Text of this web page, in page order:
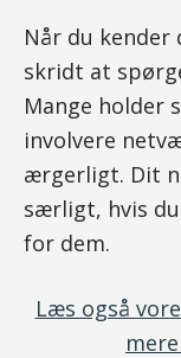
Når du
skridt at
Mange holder
involvere
ærgerligt. Dit
særligt, hvis
for dem.
Læs også